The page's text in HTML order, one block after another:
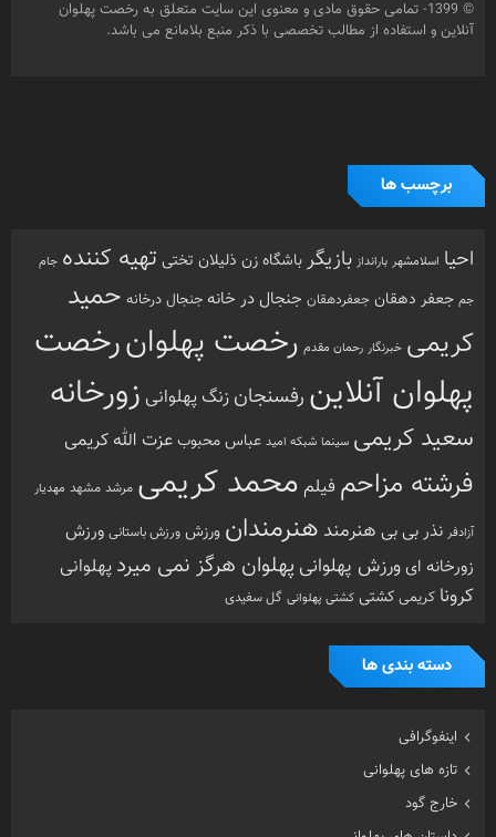
© 1399- تمامی حقوق مادی و معنوی این سایت متعلق به رخصت پهلوان
آنلاین و استفاده از مطالب تخصصی با ذکر منبع بلامانع می باشد.
برچسب ها
احیا اسلامشهر بارانداز بازیگر باشگاه زن ذلیلان تختی تهیه کننده جام
جم جعفر دهقان جعفردهقان جنجال در خانه جنجال درخانه حمید
کریمی خبرنگار رحمان مقدم رخصت پهلوانرخصت
پهلوان آنلاین رفسنجان زنگ پهلوانی زورخانه
سعید کریمی سینما شبکه امید عباس محبوبعزت الله کریمی
فرشته مزاحمفیلم محمد کریمی مرشد مشهد مهدیار
آزادفر نذر بی بی هنرمند هنرمندان ورزش ورزش باستانی ورزش
زورخانه ای ورزش پهلوانی پهلوان هرگز نمی میرد پهلوانی
کرونا کریمی کشتی کشتی پهلوانی گل سفیدی
دسته بندی ها
اینفوگرافی
تازه های پهلوانی
خارج گود